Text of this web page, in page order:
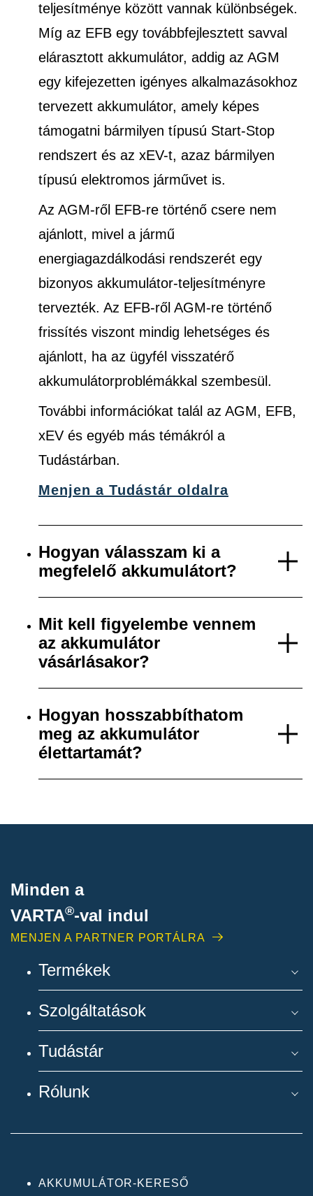
teljesítménye között vannak különbségek.
Míg az EFB egy továbbfejlesztett savval
elárasztott akkumulátor, addig az AGM
egy kifejezetten igényes alkalmazásokhoz
tervezett akkumulátor, amely képes
támogatni bármilyen típusú Start-Stop
rendszert és az xEV-t, azaz bármilyen
típusú elektromos járművet is.
Az AGM-ről EFB-re történő csere nem
ajánlott, mivel a jármű
energiagazdálkodási rendszerét egy
bizonyos akkumulátor-teljesítményre
tervezték. Az EFB-ről AGM-re történő
frissítés viszont mindig lehetséges és
ajánlott, ha az ügyfél visszatérő
akkumulátorproblémákkal szembesül.
További információkat talál az AGM, EFB,
xEV és egyéb más témákról a
Tudástárban.
Menjen a Tudástár oldalra
Hogyan válasszam ki a
megfelelő akkumulátort?
Mit kell figyelembe vennem
az akkumulátor
vásárlásakor?
Hogyan hosszabbíthatom
meg az akkumulátor
élettartamát?
Minden a
VARTA®-val indul
MENJEN A PARTNER PORTÁLRA
Termékek
Szolgáltatások
Tudástár
Rólunk
AKKUMULÁTOR-KERESŐ